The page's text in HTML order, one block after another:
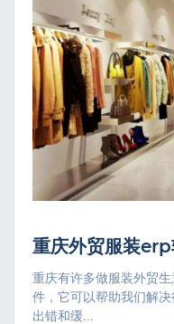
重庆外贸服装erp
重庆有许多做服装外贸
件，它可以帮助我们解
出错和缓...